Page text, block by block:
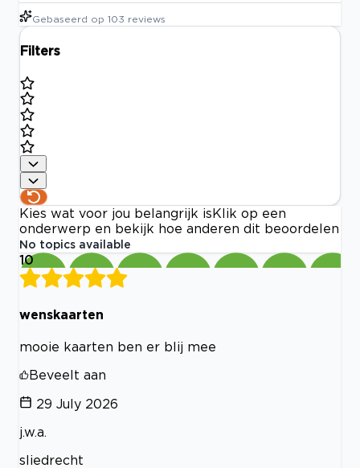
Gebaseerd op 103 reviews
Filters
Kies wat voor jou belangrijk is Klik op een
onderwerp en bekijk hoe anderen dit beoordelen
No topics available
10
wenskaarten
mooie kaarten ben er blij mee
Beveelt aan
29 July 2026
j.w.a.
sliedrecht